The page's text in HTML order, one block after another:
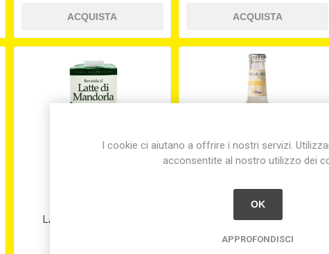
LATTE DI MANDORLA
LIMONATA CL.27,5 (PZ.24)
I cookie ci aiutano a offrire i nostri servizi.
acconsentite al nostro utilizzo dei
OK
APPROFONDISCI